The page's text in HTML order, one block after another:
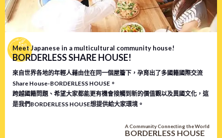
堂可以去體驗傳統的日本文化。非常新的渋谷池尻1 Share House家
中的裝潢環境都非常舒適，木頭的內裝給人溫馨又舒適的感覺！ 想
要和來自世界各地的人交流練習日文英文，同時又想要住在東京的
市中心，如此優越的地理位置和全新的渋谷池尻1 Share House超級
推薦給你！ <span style="color:red;"> ※禁菸物件 本物件不接受吸
菸者入住。 </span>
Meet Japanese in a multicultural community house!
BORDERLESS SHARE HOUSE!
來自世界各地的年輕人藉由住在同一個屋簷下，孕育出了多國籍國際交流
Share House-BORDERLESS HOUSE。
跨越國籍問題、希望大家都能更有機會接觸到新的價值觀以及異國文化，這
是我們BORDERLESS HOUSE想提供給大家環境。
A Community Connecting the World
BORDERLESS HOUSE